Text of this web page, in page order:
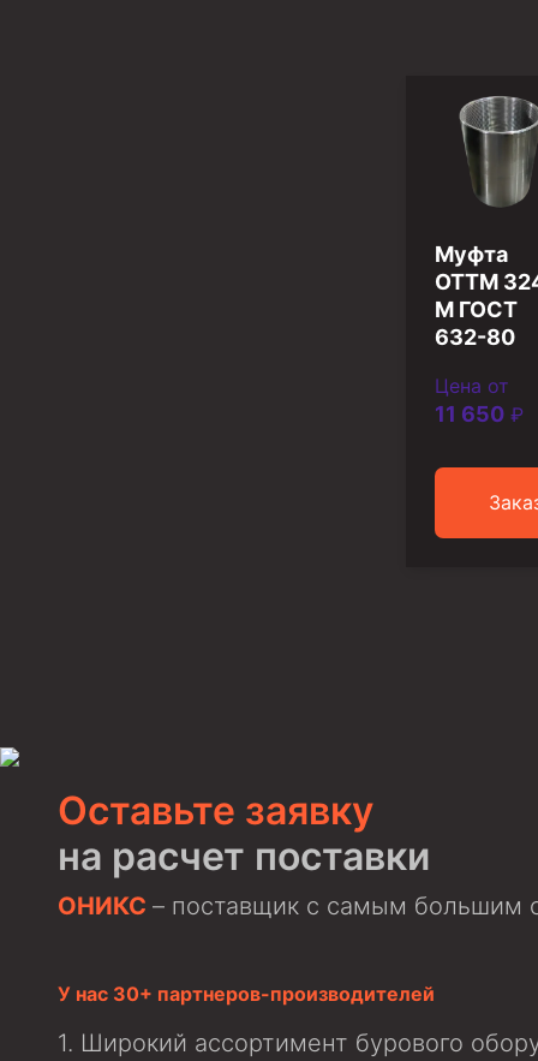
Муфты ступенчатого цементирования
Скребки корончатые СК и тросовые СТ
Инструмент для бурения и КРС (ловильный,
Желонки
Ерши механические
Скреперы механические
Удочки ловильные
Труболовки
Муфта
ОТТМ
М ГОСТ
632-80
Цена от
11 650 ₽
Оставьте заявку
на расчет поставки
ОНИКС – поставщик с самым большим
У нас 30+ партнеров-производителей
Широкий ассортимент бурового